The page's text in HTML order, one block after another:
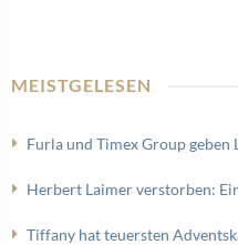
MEISTGELESEN
Furla und Timex Group
Herbert Laimer verstorben:
Tiffany hat teuersten